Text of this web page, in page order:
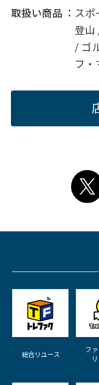
取扱い商品
ス
登山
/ ゴ
フ・
総合リユース
フ